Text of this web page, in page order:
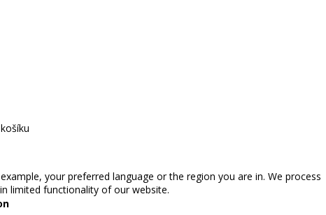
your preferred language or the region you are in. We process
limited functionality of our website.